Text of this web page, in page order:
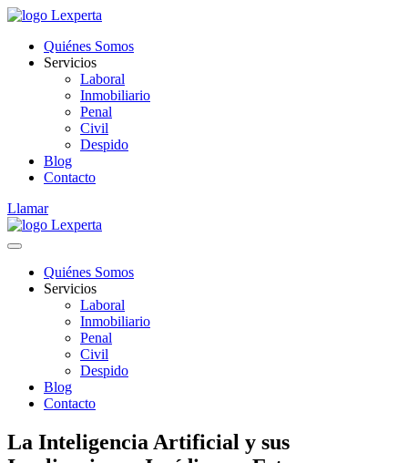
Quiénes Somos
Servicios
Laboral
Inmobiliario
Penal
Civil
Despido
Blog
Contacto
Llamar
Quiénes Somos
Servicios
Laboral
Inmobiliario
Penal
Civil
Despido
Blog
Contacto
La Inteligencia Artificial y sus